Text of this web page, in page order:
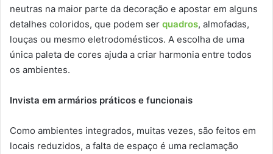
neutras na maior parte da decoração e apostar em alguns
detalhes coloridos, que podem ser quadros, almofadas,
louças ou mesmo eletrodomésticos. A escolha de uma
única paleta de cores ajuda a criar harmonia entre todos
os ambientes.
Invista em armários práticos e funcionais
Como ambientes integrados, muitas vezes, são feitos em
locais reduzidos, a falta de espaço é uma reclamação